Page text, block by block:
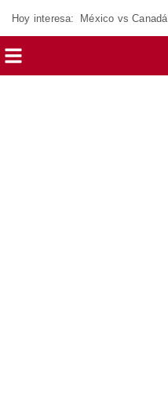
Hoy interesa: México vs Canadá